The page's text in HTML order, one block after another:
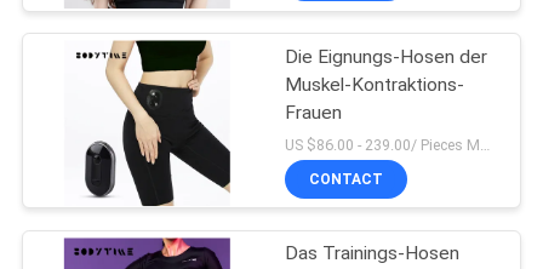
Die Eignungs-Hosen der
Muskel-Kontraktions-
Frauen
US $86.00 - 239.00/ Pieces MOQ:1pieces
CONTACT
Das Trainings-Hosen